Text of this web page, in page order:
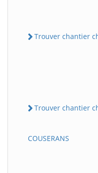
Trouver chantier
Trouver chantier
COUSERANS